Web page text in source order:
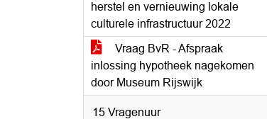
herstel en vernieuwing lokale
culturele infrastructuur 2022
Vraag BvR - Afspraak
inlossing hypotheek nagekomen
door Museum Rijswijk
15 Vragenuur